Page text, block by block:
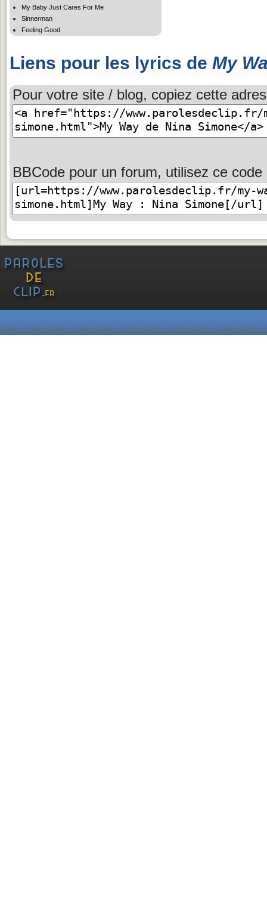
My Baby Just Cares For Me
Sinnerman
Feeling Good
Liens pour les lyrics de My
Pour votre site / blog, copiez cette
BBCode pour un forum, utilisez ce code